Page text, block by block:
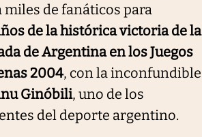
de fanáticos para
de la histórica victoria de la
de Argentina en los Juegos
2004, con la inconfundible
Ginóbili, uno de los
del deporte argentino.